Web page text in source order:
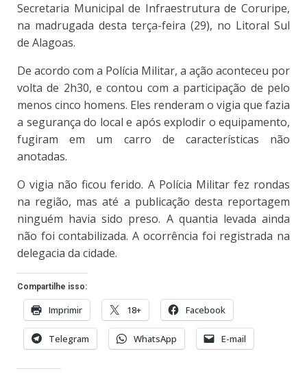
Secretaria Municipal de Infraestrutura de Coruripe,
na madrugada desta terça-feira (29), no Litoral Sul
de Alagoas.
De acordo com a Polícia Militar, a ação aconteceu por
volta de 2h30, e contou com a participação de pelo
menos cinco homens. Eles renderam o vigia que fazia
a segurança do local e após explodir o equipamento,
fugiram em um carro de características não
anotadas.
O vigia não ficou ferido. A Polícia Militar fez rondas
na região, mas até a publicação desta reportagem
ninguém havia sido preso. A quantia levada ainda
não foi contabilizada. A ocorrência foi registrada na
delegacia da cidade.
Compartilhe isso:
Imprimir 18+ Facebook
Telegram WhatsApp E-mail